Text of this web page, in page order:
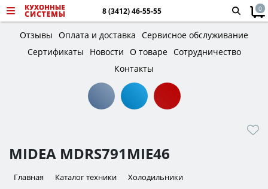
8 (3412) 46-55-55 0
Отзывы Оплата и доставка Сервисное обслуживание
Сертификаты
Новости О товаре Сотрудничество
Контакты
MIDEA MDRS791MIE46
Главная Каталог техники Холодильники